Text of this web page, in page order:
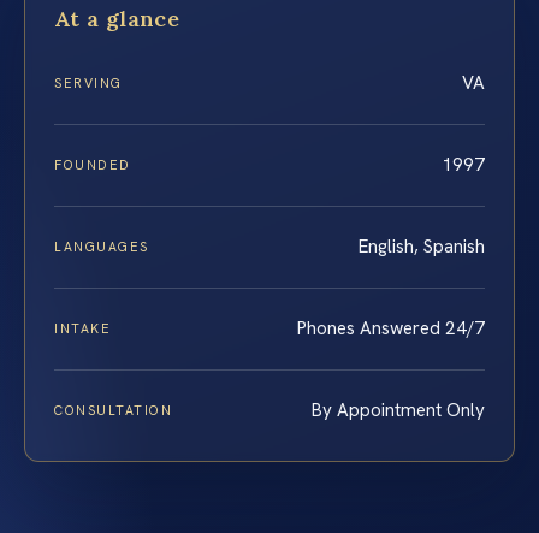
At a glance
SERVING VA
FOUNDED 1997
LANGUAGES English, Spanish
INTAKE Phones Answered 24/7
CONSULTATION By Appointment Only